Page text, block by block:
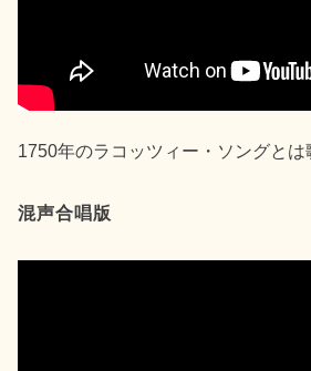
1750年のラコッツィー・ソングとは
混声合唱版